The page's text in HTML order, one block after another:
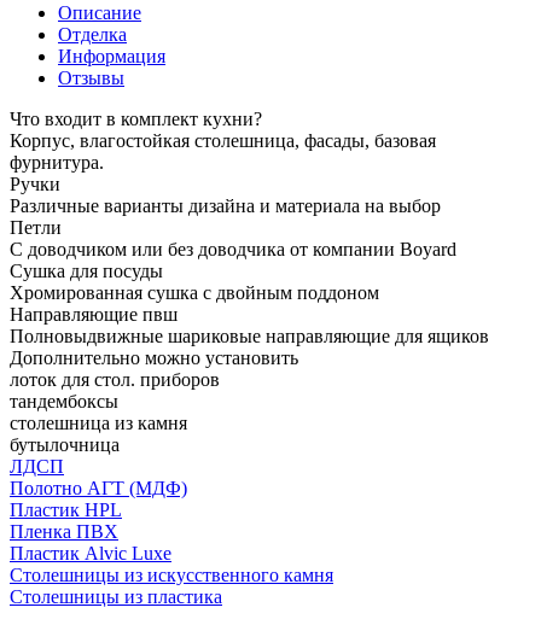
Описание
Отделка
Информация
Отзывы
Что входит в комплект кухни?
Корпус, влагостойкая столешница, фасады, базовая
фурнитура.
Ручки
Различные варианты дизайна и материала на выбор
Петли
С доводчиком или без доводчика от компании Boyard
Сушка для посуды
Хромированная сушка с двойным поддоном
Направляющие пвш
Полновыдвижные шариковые направляющие для ящиков
Дополнительно можно установить
лоток для стол. приборов
тандембоксы
столешница из камня
бутылочница
ЛДСП
Полотно АГТ (МДФ)
Пластик HPL
Пленка ПВХ
Пластик Alvic Luxe
Столешницы из искусственного камня
Столешницы из пластика